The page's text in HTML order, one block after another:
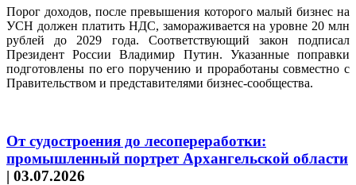
Порог доходов, после превышения которого малый бизнес на
УСН должен платить НДС, замораживается на уровне 20 млн
рублей до 2029 года. Соответствующий закон подписал
Президент России Владимир Путин. Указанные поправки
подготовлены по его поручению и проработаны совместно с
Правительством и представителями бизнес-сообщества.
От судостроения до лесопереработки:
промышленный портрет Архангельской области
| 03.07.2026